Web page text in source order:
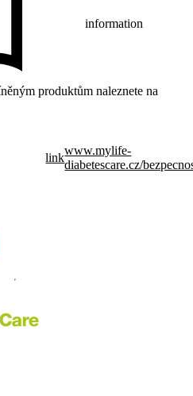
information
produktům naleznete na
link
www.mylife-
diabetescare.cz/